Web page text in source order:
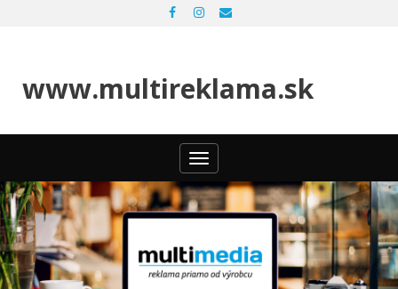
www.multireklama.sk
Toggle
navigation